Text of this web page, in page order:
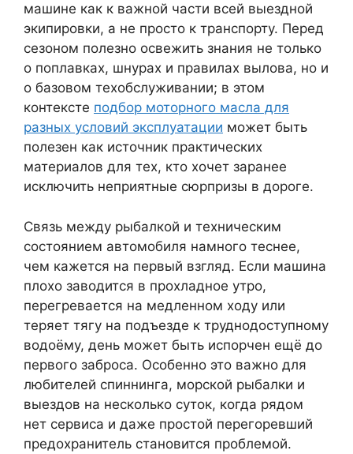
машине как к важной части всей выездной
экипировки, а не просто к транспорту. Перед
сезоном полезно освежить знания не только
о поплавках, шнурах и правилах вылова, но и
о базовом техобслуживании; в этом
контексте подбор моторного масла для
разных условий эксплуатации может быть
полезен как источник практических
материалов для тех, кто хочет заранее
исключить неприятные сюрпризы в дороге.
Связь между рыбалкой и техническим
состоянием автомобиля намного теснее,
чем кажется на первый взгляд. Если машина
плохо заводится в прохладное утро,
перегревается на медленном ходу или
теряет тягу на подъезде к труднодоступному
водоёму, день может быть испорчен ещё до
первого заброса. Особенно это важно для
любителей спиннинга, морской рыбалки и
выездов на несколько суток, когда рядом
нет сервиса и даже простой перегоревший
предохранитель становится проблемой.